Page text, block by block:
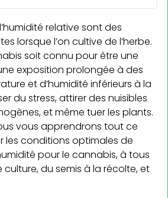
relative sont des
lorsque l’on cultive de l’herbe.
soit connu pour être une
exposition prolongée à des
et d’humidité inférieurs à la
du stress, attirer des nuisibles
et même tuer les plants.
vous apprendrons tout ce
les conditions optimales de
pour le cannabis, à tous
du semis à la récolte, et